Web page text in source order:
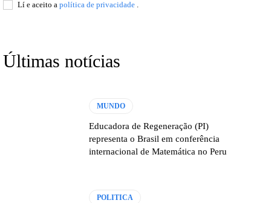
Lí e aceito a política de privacidade
Últimas notícias
MUNDO
Educadora de Regeneração (PI)
representa o Brasil em conferência
internacional de Matemática no Peru
POLITICA